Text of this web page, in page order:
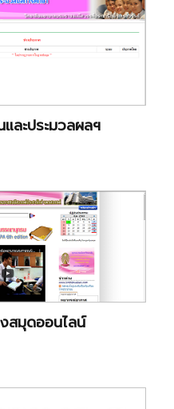
และประมวลผลฯ
สมุดออนไลน์